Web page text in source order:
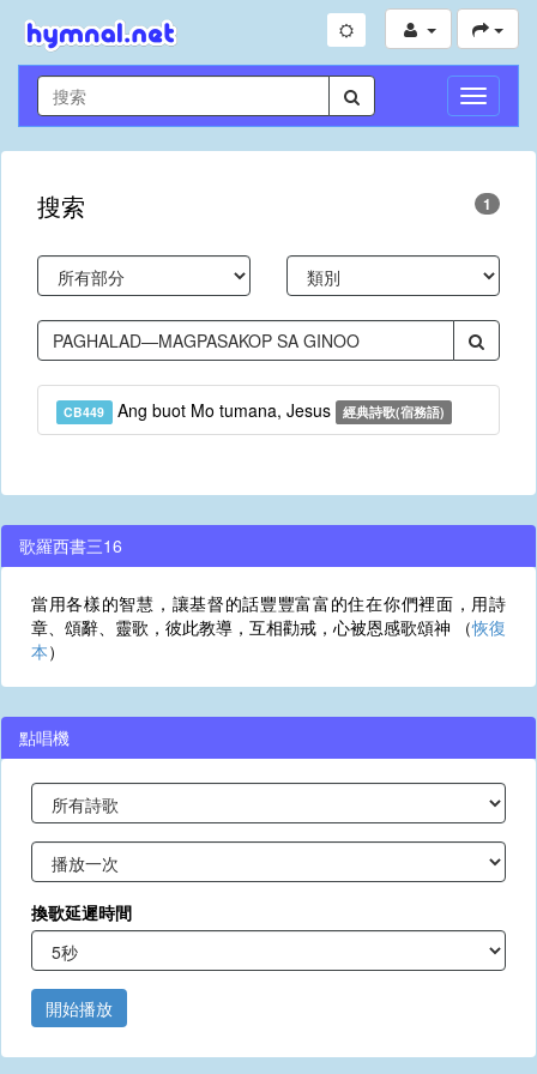
切
換
導
搜索 1
CB449 Ang buot Mo tumana, Jesus 經典詩歌(宿務語)
歌羅西書三16
當用各樣的智慧，讓基督的話豐豐富富的住在你們裡面，用詩
章、頌辭、靈歌，彼此教導，互相勸戒，心被恩感歌頌神 （恢復
本）
點唱機
換歌延遲時間
開始播放